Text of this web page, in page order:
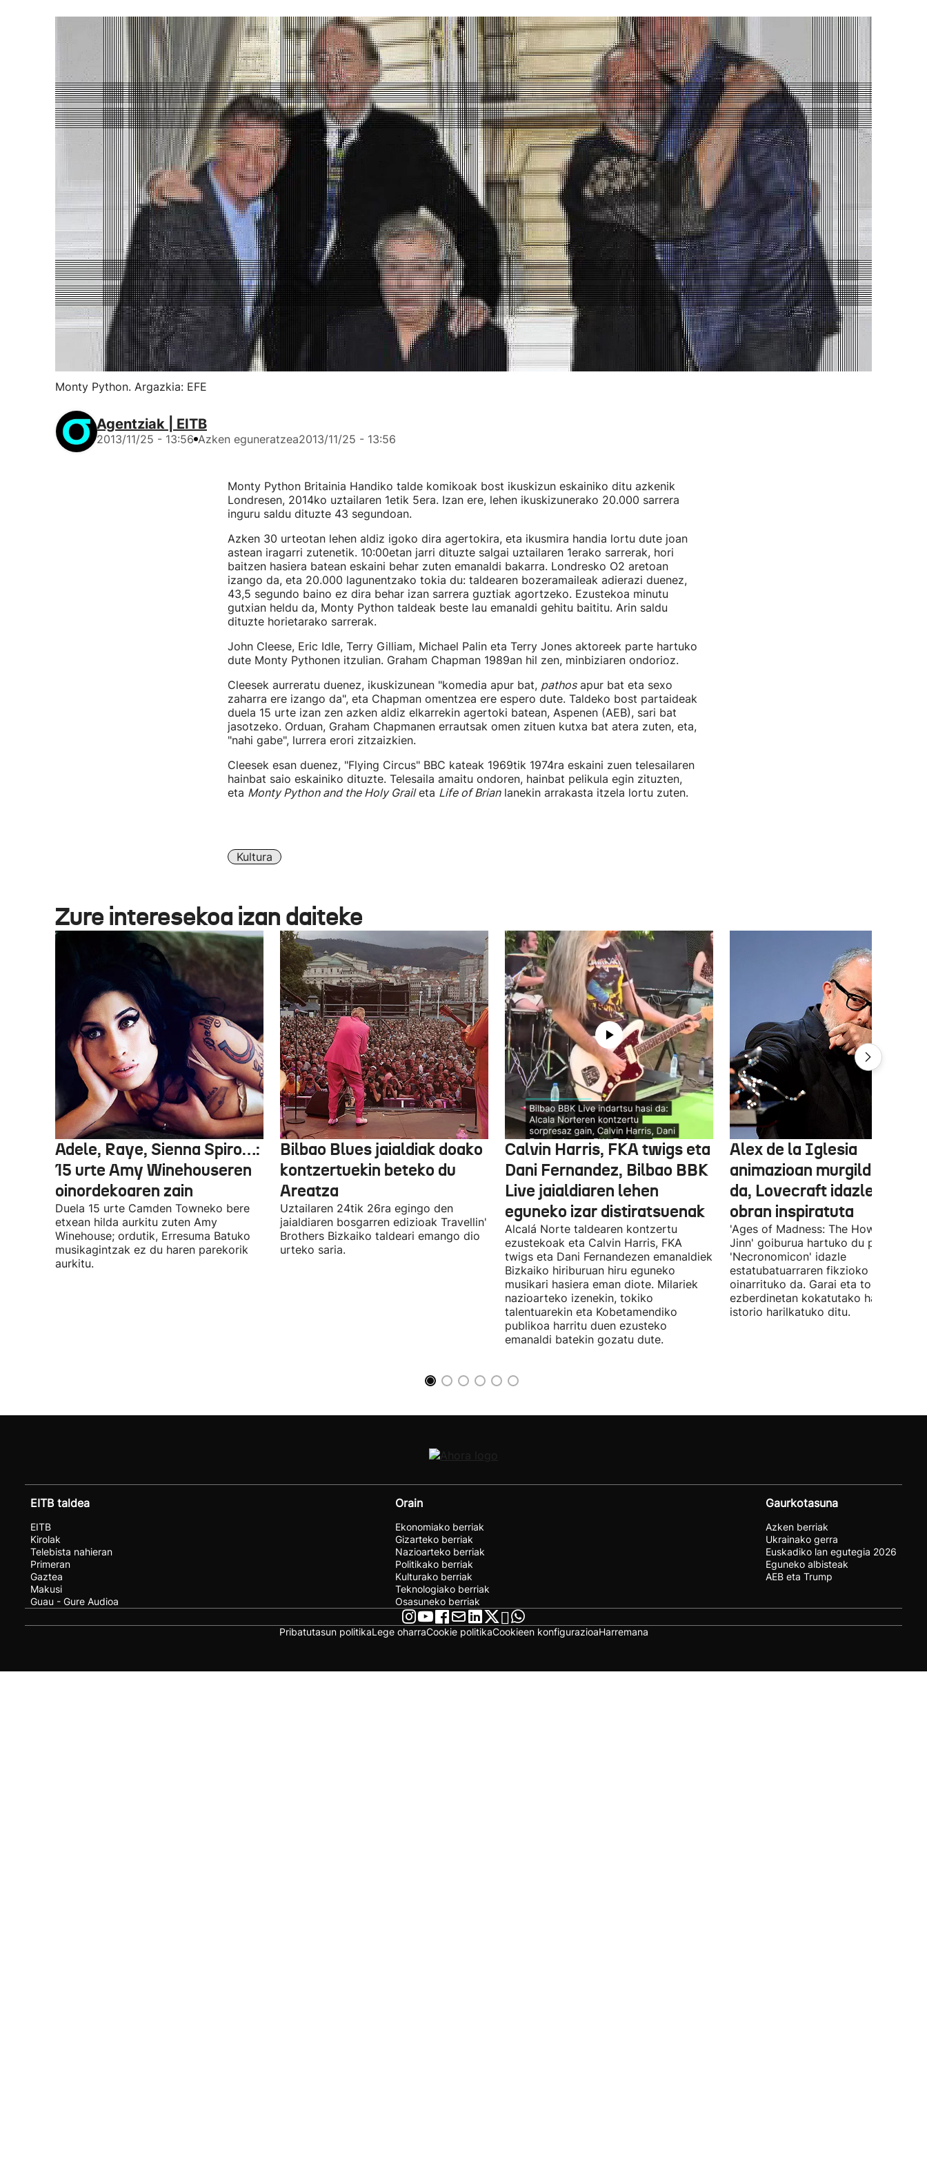
Monty Python. Argazkia: EFE
Agentziak | EITB
2013/11/25 - 13:56 Azken eguneratzea2013/11/25 - 13:56
Monty Python Britainia Handiko talde komikoak bost ikuskizun eskainiko ditu azkenik
Londresen, 2014ko uztailaren 1etik 5era. Izan ere, lehen ikuskizunerako 20.000 sarrera
inguru saldu dituzte 43 segundoan.
Azken 30 urteotan lehen aldiz igoko dira agertokira, eta ikusmira handia lortu dute joan
astean iragarri zutenetik. 10:00etan jarri dituzte salgai uztailaren 1erako sarrerak, hori
baitzen hasiera batean eskaini behar zuten emanaldi bakarra. Londresko O2 aretoan
izango da, eta 20.000 lagunentzako tokia du: taldearen bozeramaileak adierazi duenez,
43,5 segundo baino ez dira behar izan sarrera guztiak agortzeko. Ezustekoa minutu
gutxian heldu da, Monty Python taldeak beste lau emanaldi gehitu baititu. Arin saldu
dituzte horietarako sarrerak.
John Cleese, Eric Idle, Terry Gilliam, Michael Palin eta Terry Jones aktoreek parte hartuko
dute Monty Pythonen itzulian. Graham Chapman 1989an hil zen, minbiziaren ondorioz.
Cleesek aurreratu duenez, ikuskizunean "komedia apur bat, pathosapur bat eta sexo
zaharra ere izango da", eta Chapman omentzea ere espero dute. Taldeko bost partaideak
duela 15 urte izan zen azken aldiz elkarrekin agertoki batean, Aspenen (AEB), sari bat
jasotzeko. Orduan, Graham Chapmanen errautsak omen zituen kutxa bat atera zuten, eta,
"nahi gabe", lurrera erori zitzaizkien.
Cleesek esan duenez, "Flying Circus" BBC kateak 1969tik 1974ra eskaini zuen telesailaren
hainbat saio eskainiko dituzte. Telesaila amaitu ondoren, hainbat pelikula egin zituzten,
eta Monty Python and the Holy Graileta Life of Brianlanekin arrakasta itzela lortu zuten.
Kultura
Zure interesekoa izan daiteke
Adele, Raye, Sienna Spiro…:
15 urte Amy Winehouseren
oinordekoaren zain
Duela 15 urte Camden Towneko bere
etxean hilda aurkitu zuten Amy
Winehouse; ordutik, Erresuma Batuko
musikagintzak ez du haren parekorik
aurkitu.
Bilbao Blues jaialdiak doako
kontzertuekin beteko du
Areatza
Uztailaren 24tik 26ra egingo den
jaialdiaren bosgarren edizioak Travellin'
Brothers Bizkaiko taldeari emango dio
urteko saria.
Calvin Harris, FKA twigs eta
Dani Fernandez, Bilbao BBK
Live jaialdiaren lehen
eguneko izar distiratsuenak
Alcalá Norte taldearen kontzertu
ezustekoak eta Calvin Harris, FKA
twigs eta Dani Fernandezen emanaldiek
Bizkaiko hiriburuan hiru eguneko
musikari hasiera eman diote. Milariek
nazioarteko izenekin, tokiko
talentuarekin eta Kobetamendiko
publikoa harritu duen ezusteko
emanaldi batekin gozatu dute.
Alex de la Iglesia
animazioan murgilduko
da, Lovecraft idazlearen
obran inspiratuta
'Ages of Madness: The Howling of
Jinn' goiburua hartuko du pelikulak,
'Necronomicon' idazle
estatubatuarraren fikzioko liburuan
oinarrituko da. Garai eta toki
ezberdinetan kokatutako hainbat
istorio harilkatuko ditu.
EITB taldea
EITB
Kirolak
Telebista nahieran
Primeran
Gaztea
Makusi
Guau - Gure Audioa
Orain
Ekonomiako berriak
Gizarteko berriak
Nazioarteko berriak
Politikako berriak
Kulturako berriak
Teknologiako berriak
Osasuneko berriak
Gaurkotasuna
Azken berriak
Ukrainako gerra
Euskadiko lan egutegia 2026
Eguneko albisteak
AEB eta Trump
Pribatutasun politikaLege oharraCookie politikaCookieen konfigurazioaHarremana